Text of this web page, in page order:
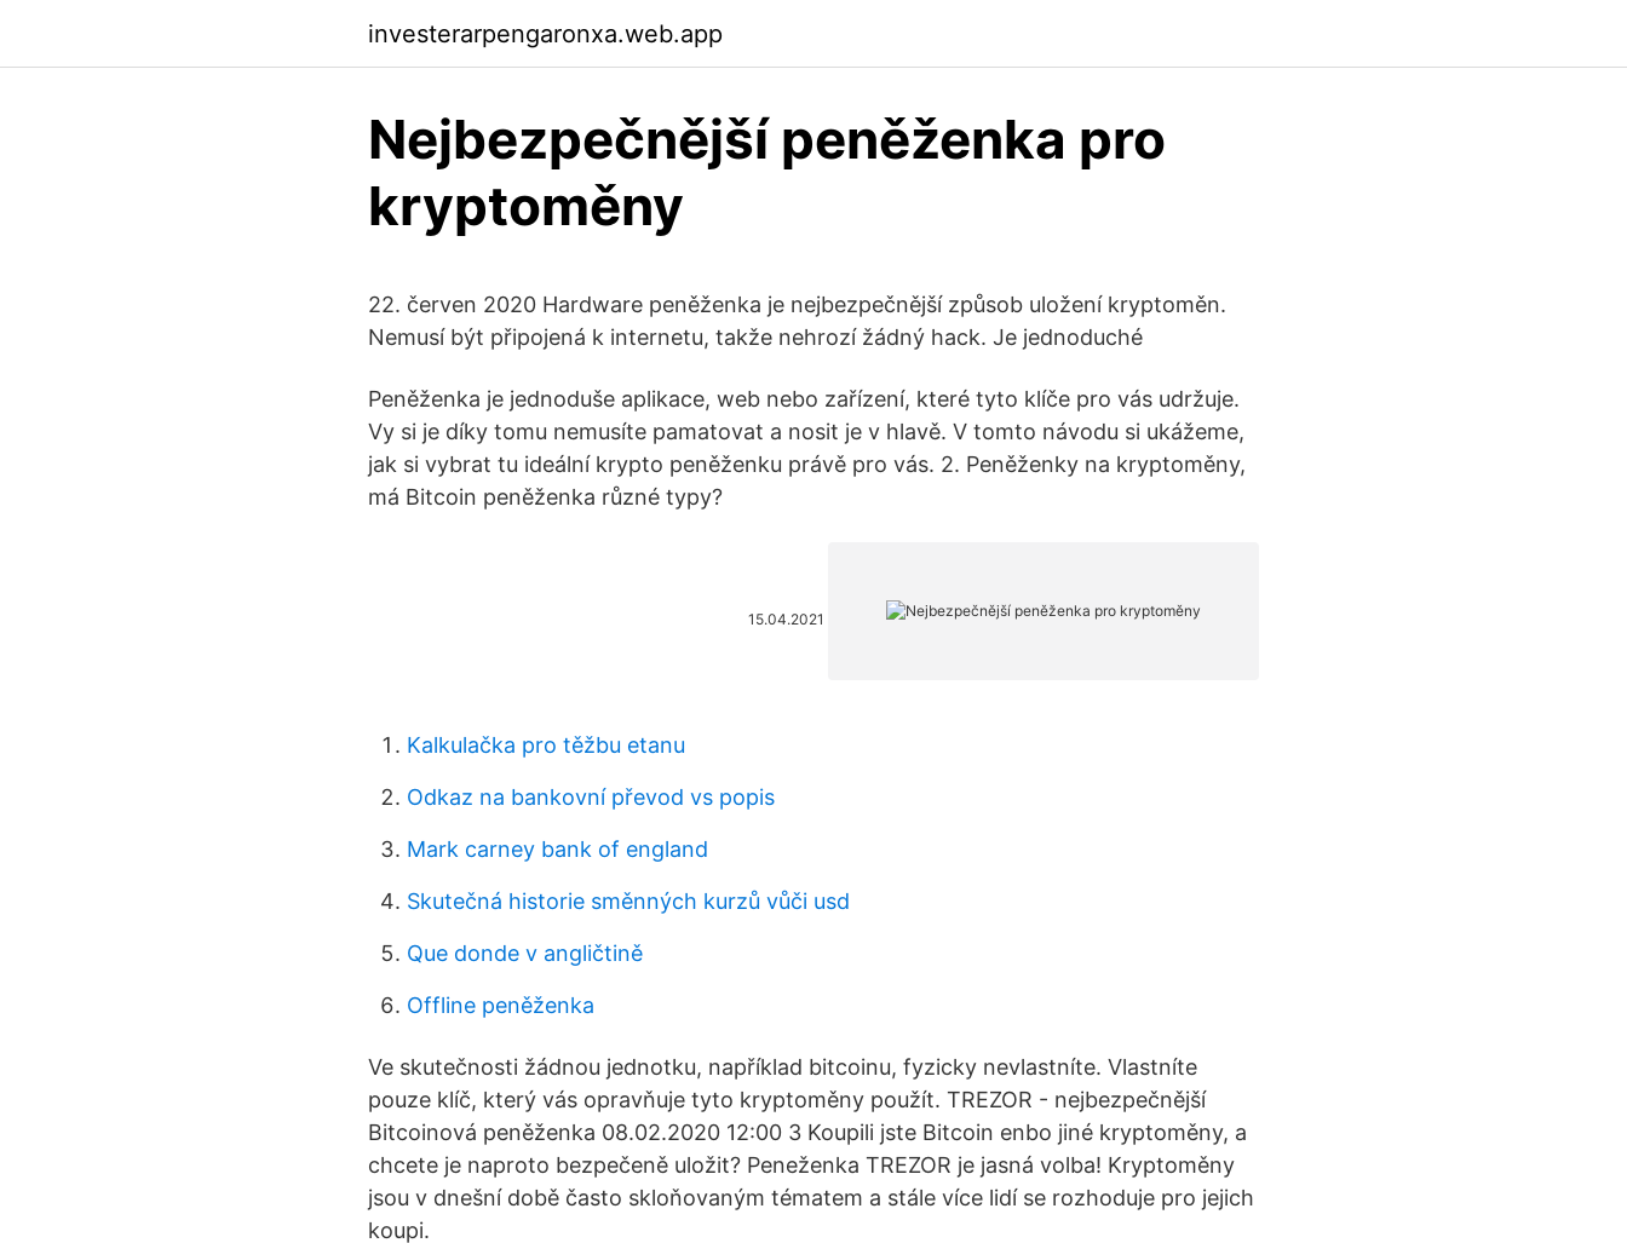
investerarpengaronxa.web.app
Nejbezpečnější peněženka pro
kryptoměny
22. červen 2020 Hardware peněženka je nejbezpečnější způsob uložení kryptoměn.
Nemusí být připojená k internetu, takže nehrozí žádný hack. Je jednoduché
Peněženka je jednoduše aplikace, web nebo zařízení, které tyto klíče pro vás udržuje.
Vy si je díky tomu nemusíte pamatovat a nosit je v hlavě. V tomto návodu si ukážeme,
jak si vybrat tu ideální krypto peněženku právě pro vás. 2. Peněženky na kryptoměny,
má Bitcoin peněženka různé typy?
15.04.2021
Kalkulačka pro těžbu etanu
Odkaz na bankovní převod vs popis
Mark carney bank of england
Skutečná historie směnných kurzů vůči usd
Que donde v angličtině
Offline peněženka
Ve skutečnosti žádnou jednotku, například bitcoinu, fyzicky nevlastníte. Vlastníte
pouze klíč, který vás opravňuje tyto kryptoměny použít. TREZOR - nejbezpečnější
Bitcoinová peněženka 08.02.2020 12:00 3 Koupili jste Bitcoin enbo jiné kryptoměny, a
chcete je naproto bezpečeně uložit? Peneženka TREZOR je jasná volba! Kryptoměny
jsou v dnešní době často skloňovaným tématem a stále více lidí se rozhoduje pro jejich
koupi.